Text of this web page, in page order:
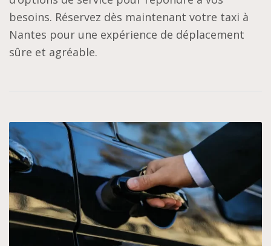
besoins. Réservez dès maintenant votre taxi à
Nantes pour une expérience de déplacement
sûre et agréable.